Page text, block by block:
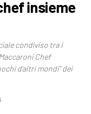
insieme
condiviso tra i
Chef
d’altri mondi” dei